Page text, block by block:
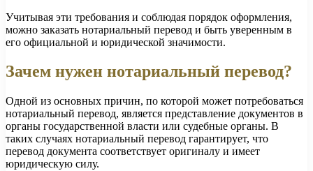
Учитывая эти требования и соблюдая порядок оформления,
можно заказать нотариальный перевод и быть уверенным в
его официальной и юридической значимости.
Зачем нужен нотариальный перевод?
Одной из основных причин, по которой может потребоваться
нотариальный перевод, является представление документов в
органы государственной власти или судебные органы. В
таких случаях нотариальный перевод гарантирует, что
перевод документа соответствует оригиналу и имеет
юридическую силу.